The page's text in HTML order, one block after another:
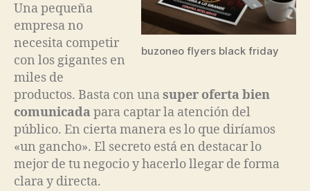
buzoneo flyers black friday
Una pequeña
empresa no
necesita competir
con los gigantes en
miles de
productos. Basta con unasuper oferta bien
comunicadapara captar la atención del
público. En cierta manera es lo que diríamos
«un gancho». El secreto está en destacar lo
mejor de tu negocio y hacerlo llegar de forma
clara y directa.